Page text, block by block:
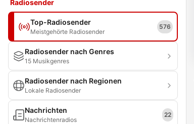
Radiosender
Top-Radiosender
Meistgehörte Radiosender
576
Radiosender nach Genres
15 Musikgenres
Radiosender nach Regionen
Lokale Radiosender
Nachrichten
Nachrichtenradios
22